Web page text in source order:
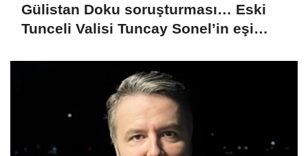
Gülistan Doku soruşturması… Eski
Tunceli Valisi Tuncay Sonel’in eşi